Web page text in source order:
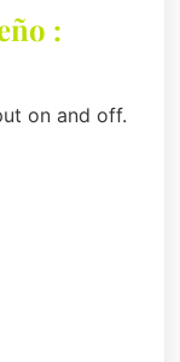
:
on and off.